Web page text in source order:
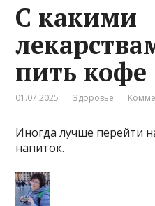
С какими
пить кофе
01.07.2025 Здоровье
Иногда лучше перейти
напиток.